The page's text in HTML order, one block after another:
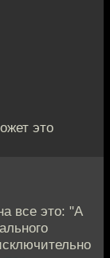
это
все это: "А